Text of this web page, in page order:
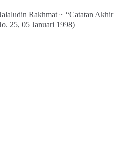
Rakhmat ~ “Catatan Akhir
25, 05 Januari 1998)